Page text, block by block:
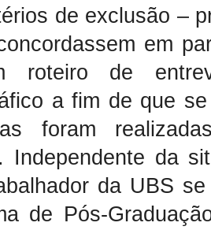
de exclusão –
em
roteiro de
a fim de que
foram
Independente da
da UBS
de Pós-